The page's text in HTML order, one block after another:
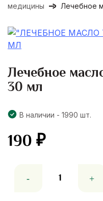
медицины
Лечебное
Лечебное
30 мл
В наличии - 1990 шт.
190₽
товара